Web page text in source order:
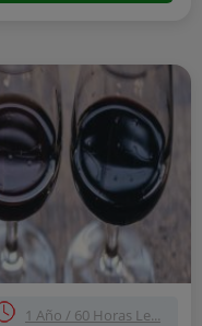
1 Año / 60 Horas Le...